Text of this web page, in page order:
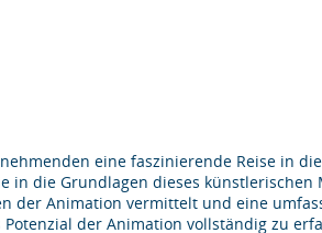
eine faszinierende Reise in
in die Grundlagen dieses
der Animation vermittelt und eine
der Animation vollständig zu